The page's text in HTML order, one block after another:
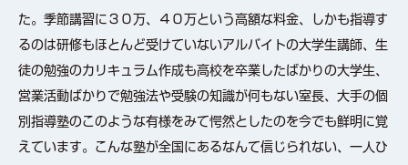
た。季節講習に３０万、４０万という高額な料金、しかも指導す
るのは研修もほとんど受けていないアルバイトの大学生講師、生
徒の勉強のカリキュラム作成も高校を卒業したばかりの大学生、
営業活動ばかりで勉強法や受験の知識が何もない室長、大手の個
別指導塾のこのような有様をみて愕然としたのを今でも鮮明に覚
えています。こんな塾が全国にあるなんて信じられない、一人ひ